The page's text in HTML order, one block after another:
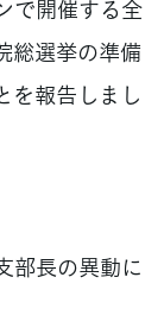
で開催する全
総選挙の準備
を報告しまし
部長の異動に